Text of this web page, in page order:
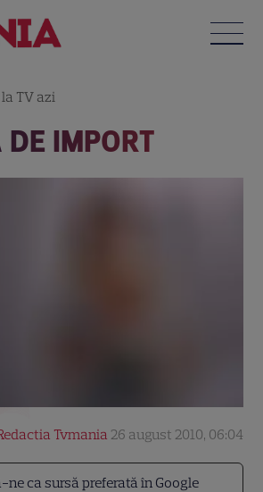
TV azi
IMPORT
ne ca sursă preferată în Google
Tvmania 26 august 2010, 06:04